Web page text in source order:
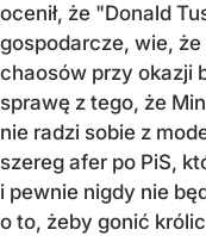
ocenił, że "Donald
gospodarcze, wie,
chaosów przy okazji
sprawę z tego, że
nie radzi sobie z
szereg afer po PiS,
i pewnie nigdy nie
o to, żeby gonić